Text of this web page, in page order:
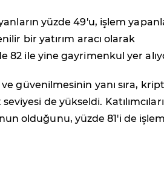
yüzde 49'u, işlem
bir yatırım aracı olarak
82 ile yine gayrimenkul yer
güvenilmesinin yanı sıra,
de yükseldi.
olduğunu, yüzde 81'i de